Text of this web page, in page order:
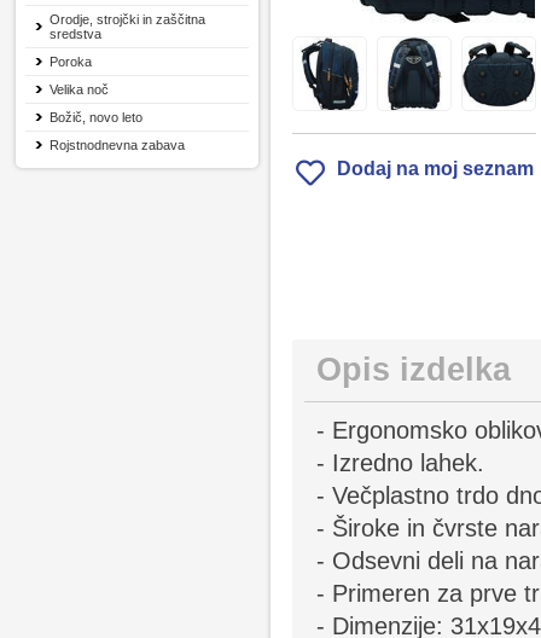
Orodje, strojčki in zaščitna
sredstva
Poroka
Velika noč
Božič, novo leto
Rojstnodnevna zabava
Dodaj na moj seznam
Opis izdelka
- Ergonomsko
- Izredno lahek.
- Večplastno trdo
- Široke in čvrste
- Odsevni deli na
- Primeren za prve
- Dimenzije: